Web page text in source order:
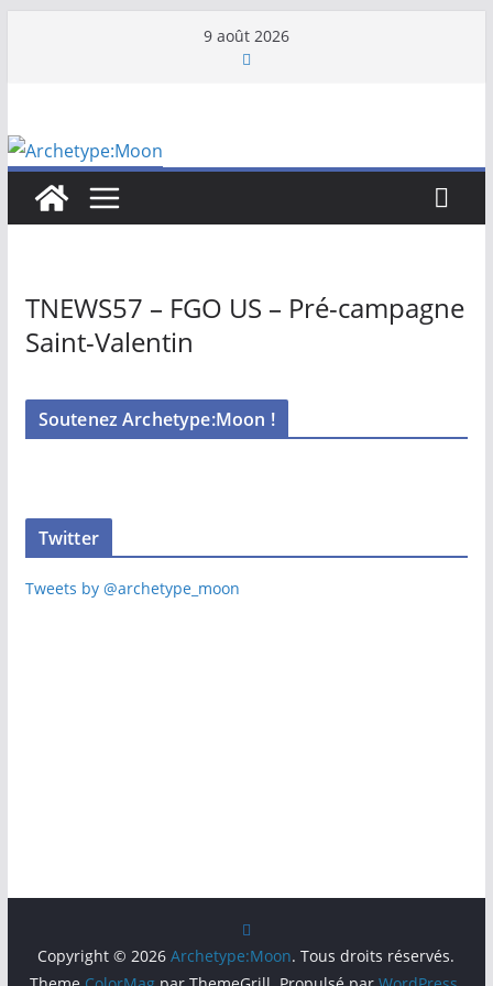
9 août 2026
TNEWS57 – FGO US – Pré-campagne
Saint-Valentin
Soutenez Archetype:Moon !
Twitter
Tweets by @archetype_moon
Copyright © 2026Archetype:Moon. Tous droits réservés.